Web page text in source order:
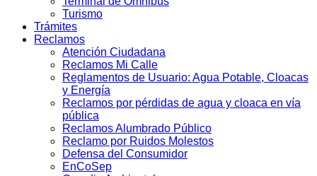
Turismo
Trámites
Reclamos
Atención Ciudadana
Reclamos Mi Calle
Reglamentos de Usuario: Agua Potable, Cloacas
y Energía
Reclamos por pérdidas de agua y cloaca en vía
pública
Reclamos Alumbrado Público
Reclamo por Ruidos Molestos
Defensa del Consumidor
EnCoSep